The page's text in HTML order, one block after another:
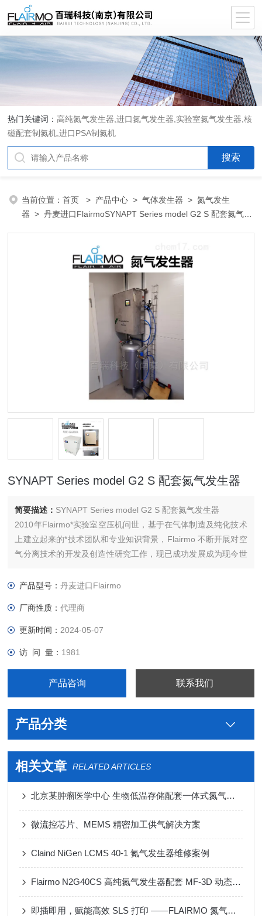
热门关键词： 高纯氮气发生器,进口氮气发生器,实验室氮气发生器,核
磁配套制氮机,进口PSA制氮机
当前位置：首页 > 产品中心 >气体发生器 >氮气发生
器 > 丹麦进口FlairmoSYNAPT Series model G2 S 配套氮气发
SYNAPT Series model G2 S 配套氮气发生器
简要描述： SYNAPT Series model G2 S 配套氮气发生器
2010年Flairmo*实验室空压机问世，基于在气体制造及纯化技术
上建立起来的*技术团队和专业知识背景，Flairmo 不断开展对空
气分离技术的开发及创造性研究工作，现已成功发展成为现今世
10多年来， Flairmo一直从事压缩机和氮气发生器的制造。
产品型号：丹麦进口Flairmo
厂商性质：代理商
更新时间： 2024-05-07
访 问 量： 1981
产品咨询 联系我们
产品分类
相关文章 RELATED ARTICLES
北京某肿瘤医学中心 生物低温存储配套一体式氮气发生器
微流控芯片、MEMS 精密加工供气解决方案
Claind NiGen LCMS 40-1 氮气发生器维修案例
Flairmo N2G40CS 高纯氮气发生器配套 MF-3D 动态配气装置应用案例
即插即用，赋能高效 SLS 打印 ——FLAIRMO 氮气发生器应用成功案例